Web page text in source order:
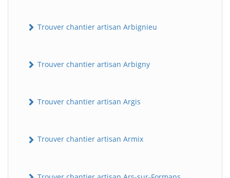
Trouver chantier artisan Arbignieu
Trouver chantier artisan Arbigny
Trouver chantier artisan Argis
Trouver chantier artisan Armix